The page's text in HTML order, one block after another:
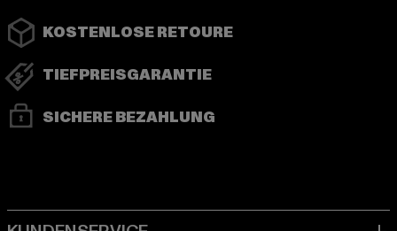
KOSTENLOSE RETOURE
TIEFPREISGARANTIE
SICHERE BEZAHLUNG